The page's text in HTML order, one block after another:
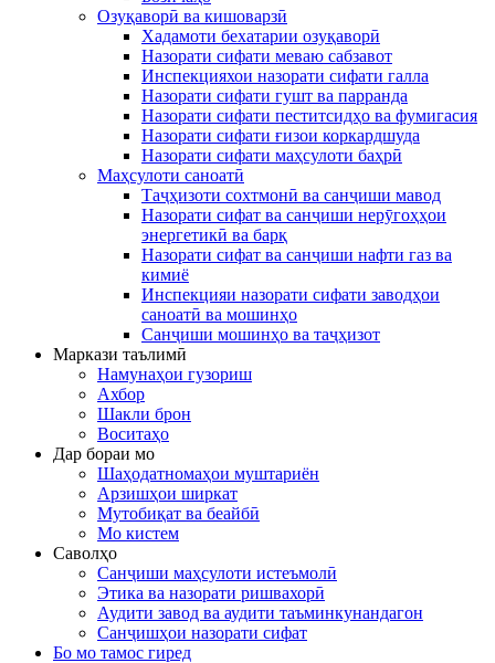
Озуқаворӣ ва кишоварзӣ
Хадамоти бехатарии озуқаворӣ
Назорати сифати меваю сабзавот
Инспекцияхои назорати сифати галла
Назорати сифати гушт ва парранда
Назорати сифати пеститсидҳо ва фумигасия
Назорати сифати ғизои коркардшуда
Назорати сифати маҳсулоти баҳрӣ
Маҳсулоти саноатӣ
Таҷҳизоти сохтмонӣ ва санҷиши мавод
Назорати сифат ва санҷиши нерӯгоҳҳои
энергетикӣ ва барқ
Назорати сифат ва санҷиши нафти газ ва
кимиё
Инспекцияи назорати сифати заводҳои
саноатӣ ва мошинҳо
Санҷиши мошинҳо ва таҷҳизот
Маркази таълимӣ
Намунаҳои гузориш
Ахбор
Шакли брон
Воситаҳо
Дар бораи мо
Шаҳодатномаҳои муштариён
Арзишҳои ширкат
Мутобиқат ва беайбӣ
Мо кистем
Саволҳо
Санҷиши маҳсулоти истеъмолӣ
Этика ва назорати ришвахорӣ
Аудити завод ва аудити таъминкунандагон
Санҷишҳои назорати сифат
Бо мо тамос гиред